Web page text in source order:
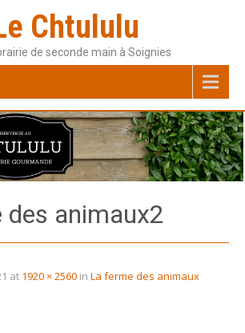
Chtululu
de seconde main à Soignies
des animaux2
at 1920 × 2560 in La ferme des animaux